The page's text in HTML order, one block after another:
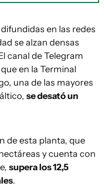
en las redes
se alzan densas
canal de Telegram
en la Terminal
una de las mayores
se desató un
de esta planta, que
y cuenta con
supera los 12,5
.